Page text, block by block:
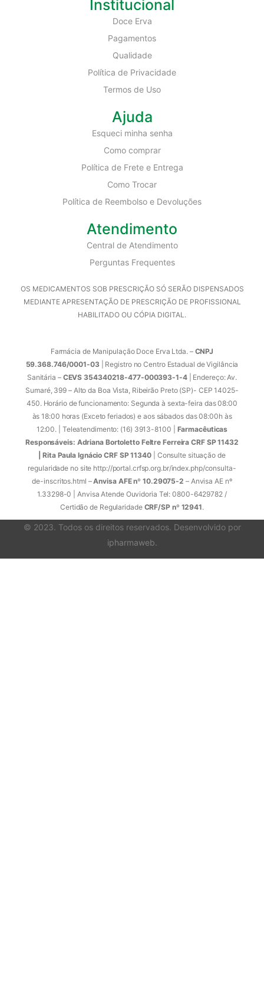
Institucional
Doce Erva
Pagamentos
Qualidade
Política de Privacidade
Termos de Uso
Ajuda
Esqueci minha senha
Como comprar
Política de Frete e Entrega
Como Trocar
Política de Reembolso e Devoluções
Atendimento
Central de Atendimento
Perguntas Frequentes
OS MEDICAMENTOS SOB PRESCRIÇÃO SÓ SERÃO DISPENSADOS
MEDIANTE APRESENTAÇÃO DE PRESCRIÇÃO DE PROFISSIONAL
HABILITADO OU CÓPIA DIGITAL.
Farmácia de Manipulação Doce Erva Ltda. – CNPJ
59.368.746/0001-03| Registro no Centro Estadual de Vigilância
Sanitária –CEVS 354340218-477-000393-1-4| Endereço: Av.
Sumaré, 399 – Alto da Boa Vista, Ribeirão Preto (SP)- CEP 14025-
450. Horário de funcionamento: Segunda à sexta-feira das 08:00
às 18:00 horas (Exceto feriados) e aos sábados das 08:00h às
12:00. | Teleatendimento: (16) 3913-8100 | Farmacêuticas
Responsáveis: Adriana Bortoletto Feltre Ferreira CRF SP 11432
| Rita Paula Ignácio CRF SP 11340 | Consulte situação de
regularidade no site http://portal.crfsp.org.br/index.php/consulta-
de-inscritos.html –Anvisa AFE nº 10.29075-2 – Anvisa AE nº
1.33298-0 | Anvisa Atende Ouvidoria Tel: 0800-6429782 /
Certidão de Regularidade CRF/SP nº 12941.
© 2023. Todos os direitos reservados. Desenvolvido por
ipharmaweb.